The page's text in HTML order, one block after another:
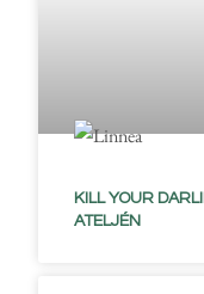
KILL YOUR
ATELJÉN